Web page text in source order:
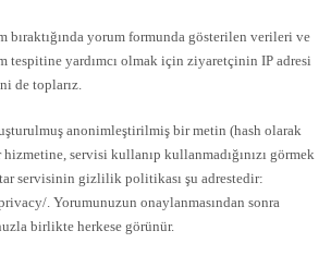
bıraktığında yorum formunda gösterilen verileri ve
tespitine yardımcı olmak için ziyaretçinin IP adresi
de toplarız.
anonimleştirilmiş bir metin (hash olarak
hizmetine, servisi kullanıp kullanmadığınızı görmek
servisinin gizlilik politikası şu adrestedir:
. Yorumunuzun onaylanmasından sonra
birlikte herkese görünür.